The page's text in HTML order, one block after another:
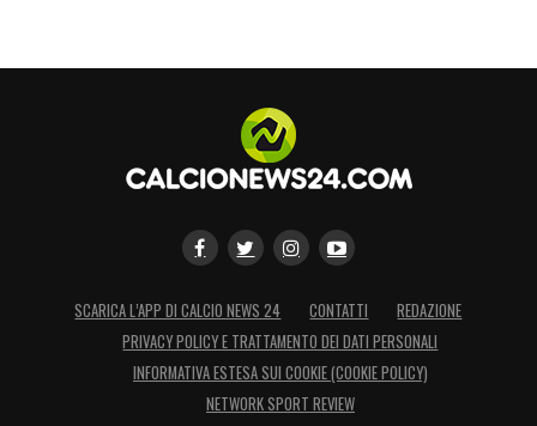
SCARICA L’APP DI CALCIO NEWS 24 CONTATTI
REDAZIONE
PRIVACY POLICY E TRATTAMENTO DEI DATI PERSONALI
INFORMATIVA ESTESA SUI COOKIE (COOKIE POLICY)
NETWORK SPORT REVIEW